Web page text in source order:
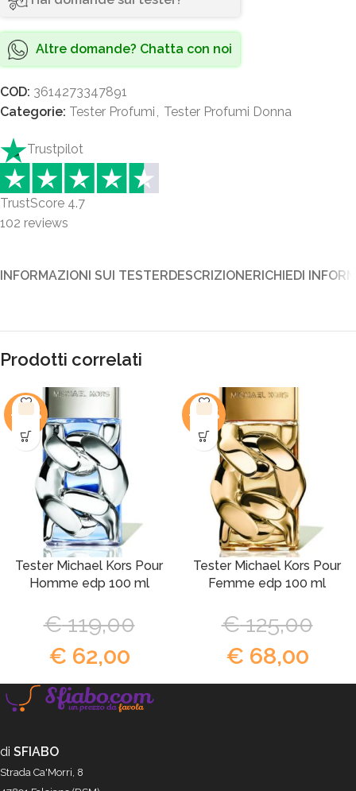
Altre domande? Chatta con noi
COD: 3614273347891
Categorie: Tester Profumi , Tester Profumi Donna
Trustpilot
TrustScore 4.7
102 reviews
INFORMAZIONI SUI TESTERDESCRIZIONERICHIEDI
Prodotti correlati
-48%
Tester Michael Kors Pour
Homme edp 100 ml
€119,00
€ 62,00
-46%
Tester Michael Kors Pour
Femme edp 100 ml
€125,00
€ 68,00
di SFIABO
Strada Ca'Morri, 8